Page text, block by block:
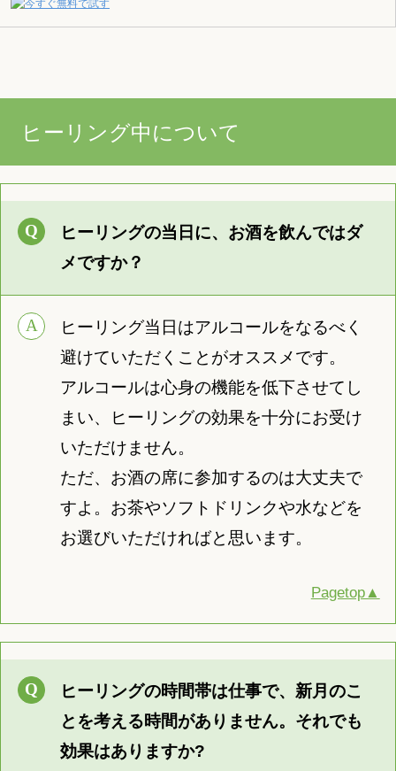
ヒーリング中について
ヒーリングの当日に、お酒を飲んではダ
メですか？
ヒーリング当日はアルコールをなるべく
避けていただくことがオススメです。
アルコールは心身の機能を低下させてし
まい、ヒーリングの効果を十分にお受け
いただけません。
ただ、お酒の席に参加するのは大丈夫で
すよ。お茶やソフトドリンクや水などを
お選びいただければと思います。
Pagetop▲
ヒーリングの時間帯は仕事で、新月のこ
とを考える時間がありません。それでも
効果はありますか?